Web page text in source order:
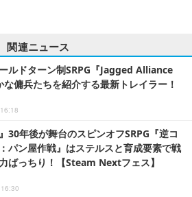
関連ニュース
ルドターン制SRPG『Jagged Alliance
傭兵たちを紹介する最新トレイラー！
30年後が舞台のスピンオフSRPG『逆コ
パン屋作戦』はステルスと育成要素で戦
ばっちり！【Steam Nextフェス】